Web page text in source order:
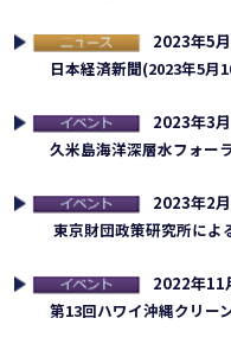
ュース
2023年5月
日本経済新聞(2023年5月
連イベント
2023年3月
久米島海洋深層水フォー
連イベント
2023年2月
東京財団政策研究所によ
連イベント
2022年11
第13回ハワイ沖縄クリー